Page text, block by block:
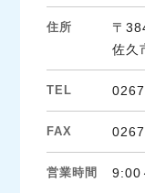
住所
〒
佐久
TEL
FAX
営業時間 9:00